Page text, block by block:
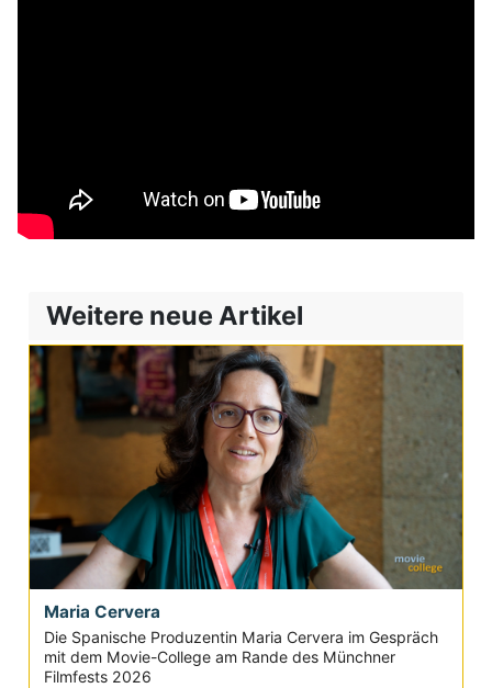
Weitere neue Artikel
Maria Cervera
Die Spanische Produzentin Maria Cervera im Gespräch
mit dem Movie-College am Rande des Münchner
Filmfests 2026